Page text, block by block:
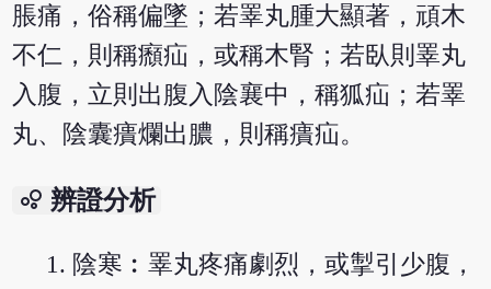
脹痛，俗稱偏墜；若睪丸腫大顯著，頑木
不仁，則稱㿗疝，或稱木腎；若臥則睪丸
入腹，立則出腹入陰襄中，稱狐疝；若睪
丸、陰囊㿉爛出膿，則稱㿉疝。
bubble_chart 辨證分析
陰寒︰睪丸疼痛劇烈，或掣引少腹，